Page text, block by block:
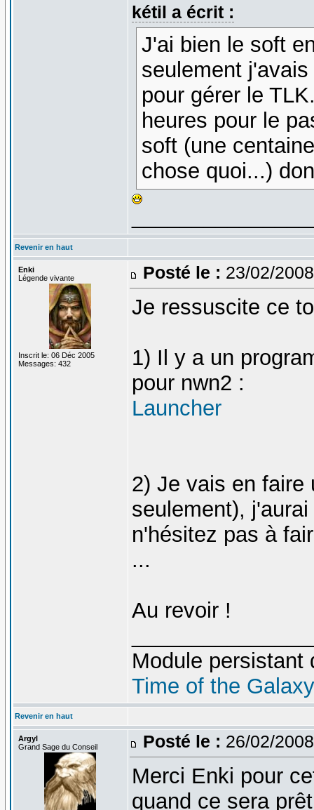
kétil a écrit :
J'ai bien le soft
seulement
pour gérer le
heures pour le
soft (une
chose quoi...)
Revenir en haut
Enki
Légende vivante
Inscrit le: 06 Déc 2005
Messages: 432
Posté le : 23/02/
Je ressuscite ce
1) Il y a un
pour nwn2 :
Launcher
2) Je vais en faire
seulement),
n'hésitez pas à
...
Au revoir !
Module
Time of the Galaxy
Revenir en haut
Argyl
Grand Sage du Conseil
Posté le : 26/02/
Merci Enki pour
quand ce sera